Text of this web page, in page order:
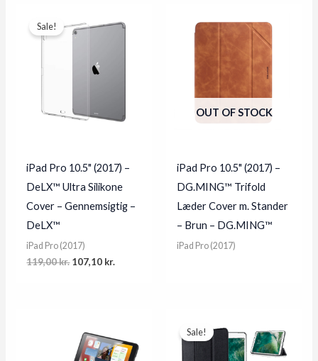
Sale!
iPad Pro 10.5" (2017) –
DeLX™ Ultra Silikone
Cover – Gennemsigtig –
DeLX™
iPad Pro (2017)
119,00kr. Original
107,10 kr.
OUT OF STOCK
iPad Pro 10.5" (2017) –
DG.MING™ Trifold
Læder Cover m. Stander
– Brun – DG.MING™
iPad Pro (2017)
Sale!